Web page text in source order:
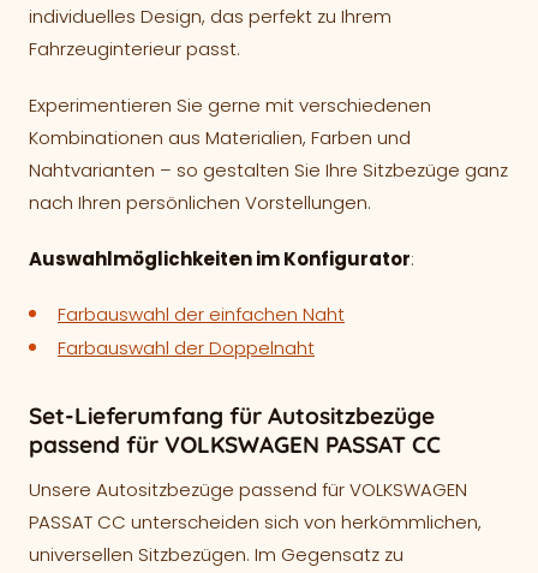
individuelles Design, das perfekt zu Ihrem
Fahrzeuginterieur passt.
Experimentieren Sie gerne mit verschiedenen
Kombinationen aus Materialien, Farben und
Nahtvarianten – so gestalten Sie Ihre Sitzbezüge ganz
nach Ihren persönlichen Vorstellungen.
Auswahlmöglichkeiten im Konfigurator:
Farbauswahl der einfachen Naht
Farbauswahl der Doppelnaht
Set-Lieferumfang für Autositzbezüge
passend für VOLKSWAGEN PASSAT CC
Unsere Autositzbezüge passend für VOLKSWAGEN
PASSAT CC unterscheiden sich von herkömmlichen,
universellen Sitzbezügen. Im Gegensatz zu